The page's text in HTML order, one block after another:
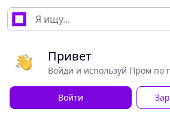
Привет
Войди и используй Пром по
Войти